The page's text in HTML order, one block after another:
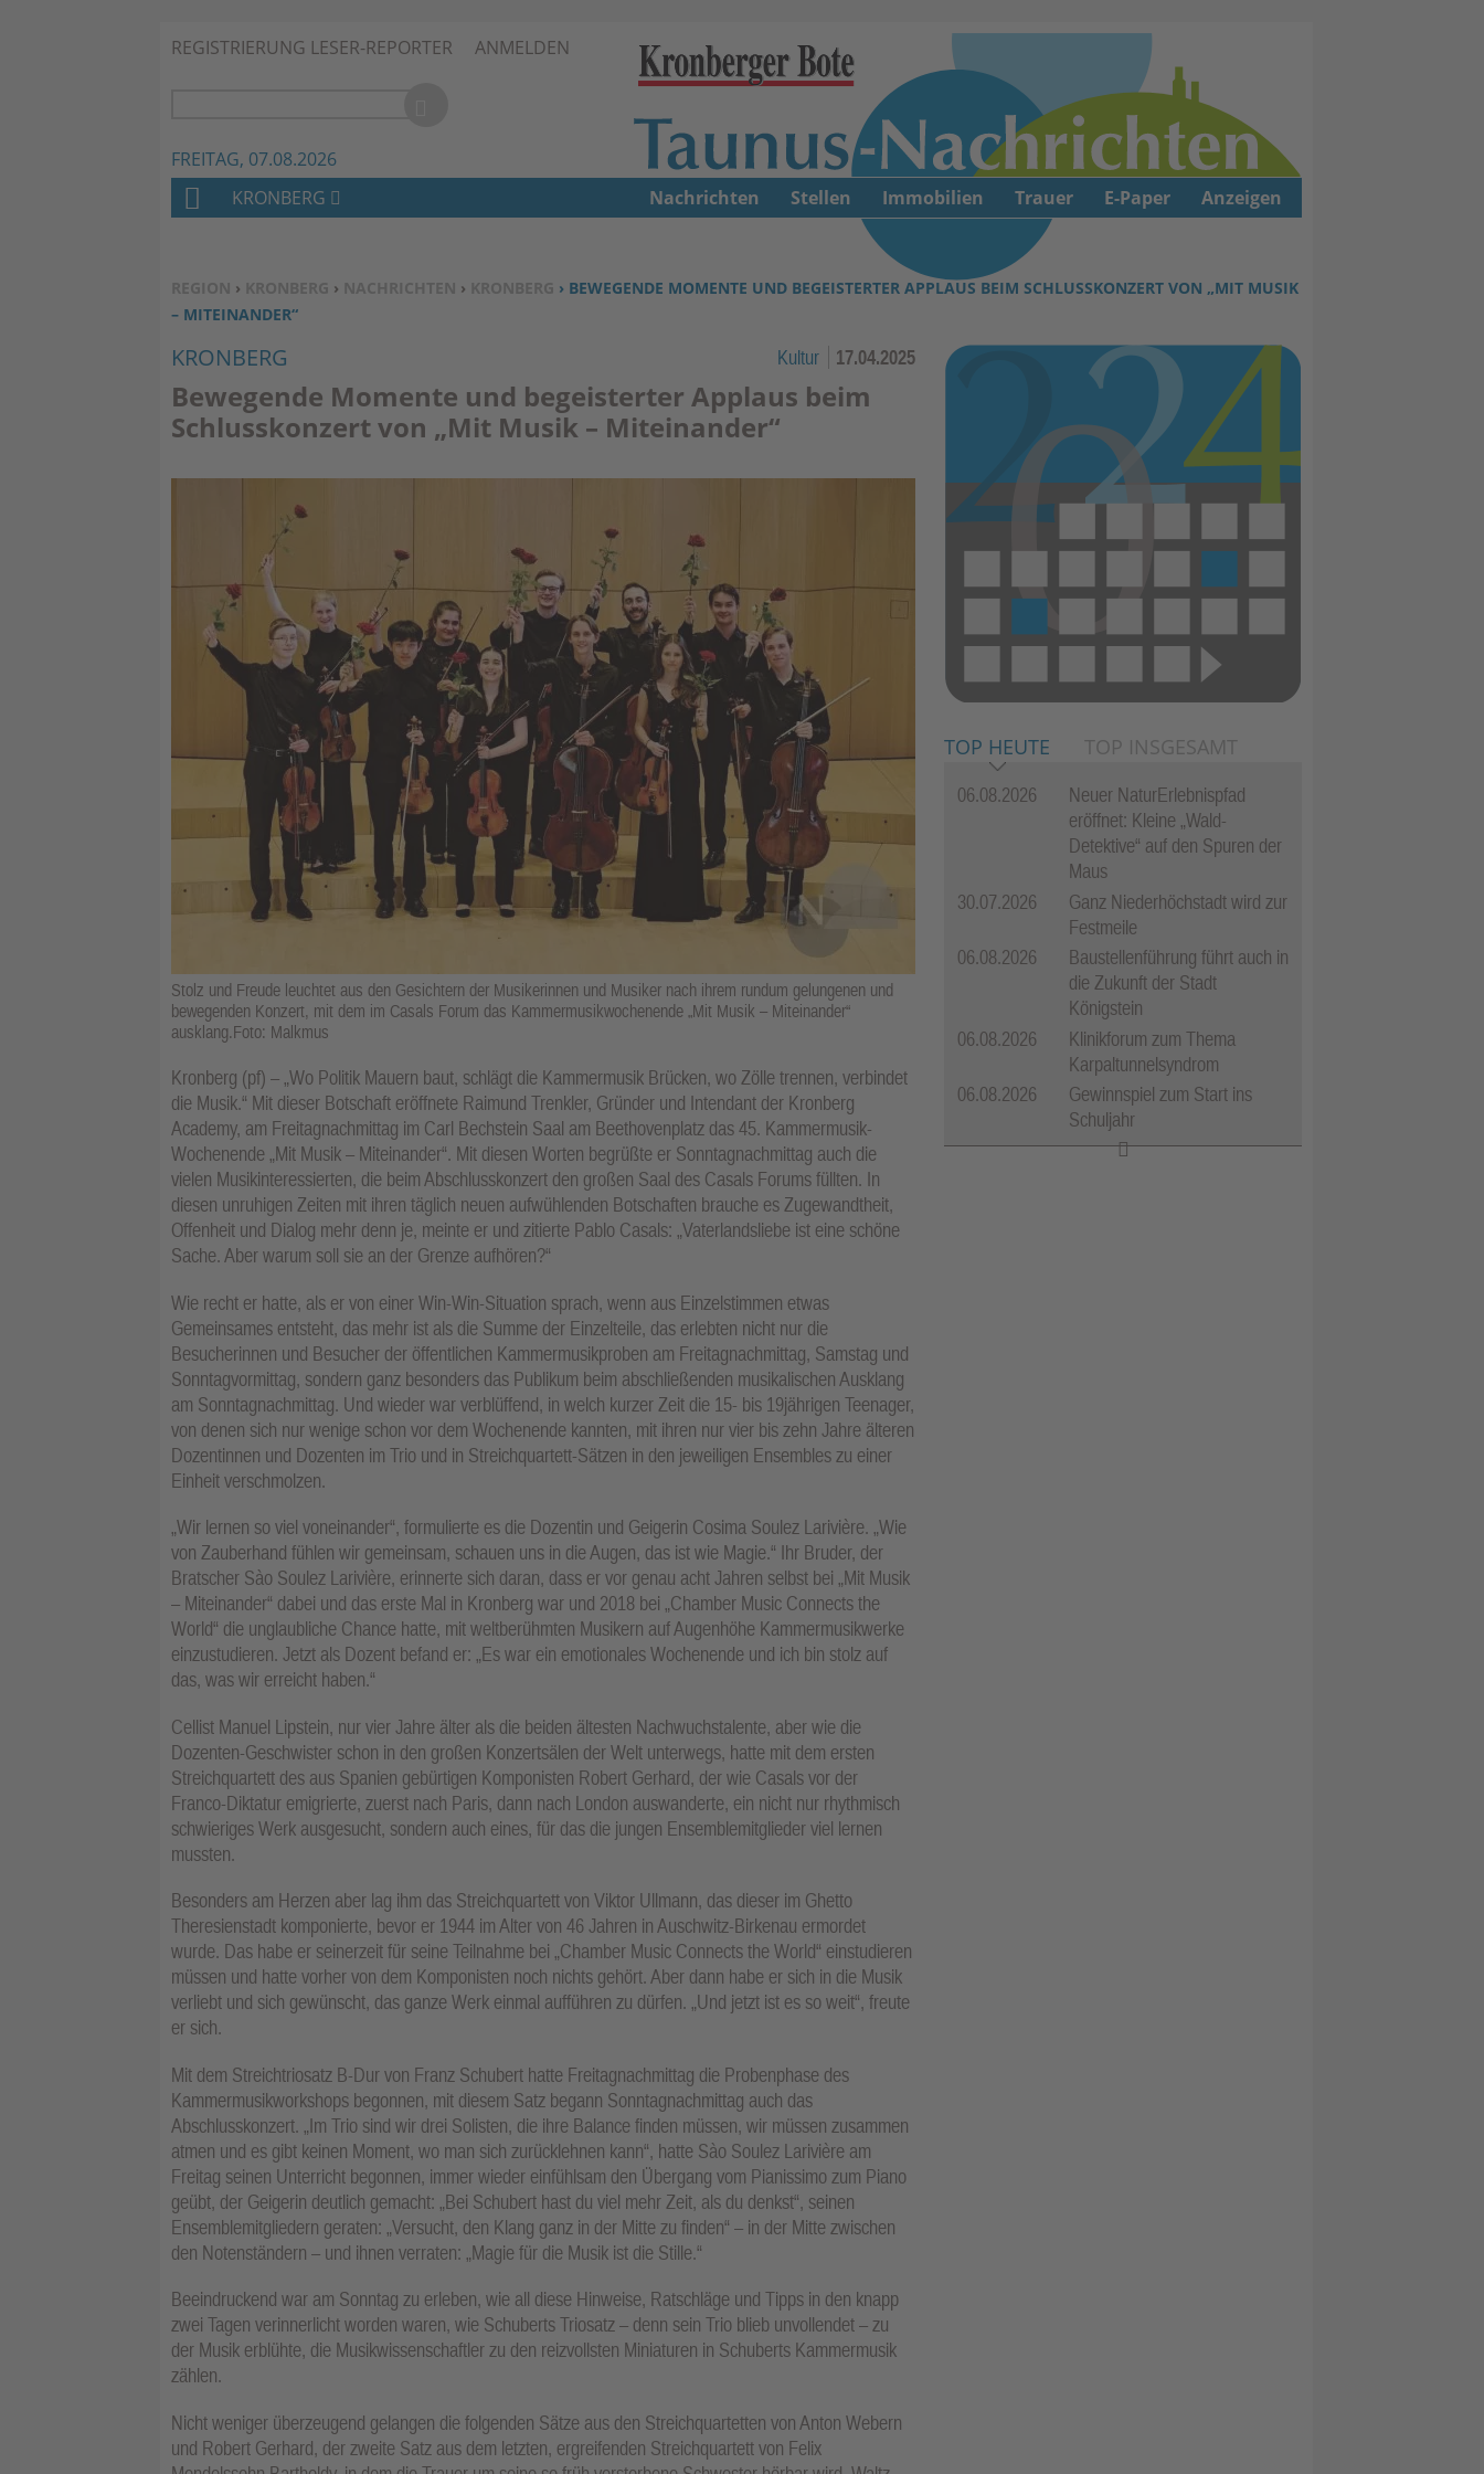
REGISTRIERUNG LESER-REPORTER ANMELDEN
FREITAG, 07.08.2026
SIE BEFINDEN SICH HIER:
REGION › KRONBERG › NACHRICHTEN › KRONBERG › BEWEGENDE MOMENTE UND BEGEISTERTER APPLAUS BEIM SCHLUSSKONZERT VON „MIT MUSIK
– MITEINANDER“
KRONBERG Kultur 17.04.2025
Bewegende Momente und begeisterter Applaus beim
Schlusskonzert von „Mit Musik – Miteinander“
Stolz und Freude leuchtet aus den Gesichtern der Musikerinnen und Musiker nach ihrem rundum gelungenen und
bewegenden Konzert, mit dem im Casals Forum das Kammermusikwochenende „Mit Musik – Miteinander“
ausklang.Foto: Malkmus
Kronberg (pf) – „Wo Politik Mauern baut, schlägt die Kammermusik Brücken, wo Zölle trennen, verbindet
die Musik.“ Mit dieser Botschaft eröffnete Raimund Trenkler, Gründer und Intendant der Kronberg
Academy, am Freitagnachmittag im Carl Bechstein Saal am Beethovenplatz das 45. Kammermusik-
Wochenende „Mit Musik – Miteinander“. Mit diesen Worten begrüßte er Sonntagnachmittag auch die
vielen Musikinteressierten, die beim Abschlusskonzert den großen Saal des Casals Forums füllten. In
diesen unruhigen Zeiten mit ihren täglich neuen aufwühlenden Botschaften brauche es Zugewandtheit,
Offenheit und Dialog mehr denn je, meinte er und zitierte Pablo Casals: „Vaterlandsliebe ist eine schöne
Sache. Aber warum soll sie an der Grenze aufhören?“
Wie recht er hatte, als er von einer Win-Win-Situation sprach, wenn aus Einzelstimmen etwas
Gemeinsames entsteht, das mehr ist als die Summe der Einzelteile, das erlebten nicht nur die
Besucherinnen und Besucher der öffentlichen Kammermusikproben am Freitagnachmittag, Samstag und
Sonntagvormittag, sondern ganz besonders das Publikum beim abschließenden musikalischen Ausklang
am Sonntagnachmittag. Und wieder war verblüffend, in welch kurzer Zeit die 15- bis 19jährigen Teenager,
von denen sich nur wenige schon vor dem Wochenende kannten, mit ihren nur vier bis zehn Jahre älteren
Dozentinnen und Dozenten im Trio und in Streichquartett-Sätzen in den jeweiligen Ensembles zu einer
Einheit verschmolzen.
„Wir lernen so viel voneinander“, formulierte es die Dozentin und Geigerin Cosima Soulez Larivière. „Wie
von Zauberhand fühlen wir gemeinsam, schauen uns in die Augen, das ist wie Magie.“ Ihr Bruder, der
Bratscher Sào Soulez Larivière, erinnerte sich daran, dass er vor genau acht Jahren selbst bei „Mit Musik
– Miteinander“ dabei und das erste Mal in Kronberg war und 2018 bei „Chamber Music Connects the
World“ die unglaubliche Chance hatte, mit weltberühmten Musikern auf Augenhöhe Kammermusikwerke
einzustudieren. Jetzt als Dozent befand er: „Es war ein emotionales Wochenende und ich bin stolz auf
das, was wir erreicht haben.“
Cellist Manuel Lipstein, nur vier Jahre älter als die beiden ältesten Nachwuchstalente, aber wie die
Dozenten-Geschwister schon in den großen Konzertsälen der Welt unterwegs, hatte mit dem ersten
Streichquartett des aus Spanien gebürtigen Komponisten Robert Gerhard, der wie Casals vor der
Franco-Diktatur emigrierte, zuerst nach Paris, dann nach London auswanderte, ein nicht nur rhythmisch
schwieriges Werk ausgesucht, sondern auch eines, für das die jungen Ensemblemitglieder viel lernen
mussten.
Besonders am Herzen aber lag ihm das Streichquartett von Viktor Ullmann, das dieser im Ghetto
Theresienstadt komponierte, bevor er 1944 im Alter von 46 Jahren in Auschwitz-Birkenau ermordet
wurde. Das habe er seinerzeit für seine Teilnahme bei „Chamber Music Connects the World“ einstudieren
müssen und hatte vorher von dem Komponisten noch nichts gehört. Aber dann habe er sich in die Musik
verliebt und sich gewünscht, das ganze Werk einmal aufführen zu dürfen. „Und jetzt ist es so weit“, freute
er sich.
Mit dem Streichtriosatz B-Dur von Franz Schubert hatte Freitagnachmittag die Probenphase des
Kammermusikworkshops begonnen, mit diesem Satz begann Sonntagnachmittag auch das
Abschlusskonzert. „Im Trio sind wir drei Solisten, die ihre Balance finden müssen, wir müssen zusammen
atmen und es gibt keinen Moment, wo man sich zurücklehnen kann“, hatte Sào Soulez Larivière am
Freitag seinen Unterricht begonnen, immer wieder einfühlsam den Übergang vom Pianissimo zum Piano
geübt, der Geigerin deutlich gemacht: „Bei Schubert hast du viel mehr Zeit, als du denkst“, seinen
Ensemblemitgliedern geraten: „Versucht, den Klang ganz in der Mitte zu finden“ – in der Mitte zwischen
den Notenständern – und ihnen verraten: „Magie für die Musik ist die Stille.“
Beeindruckend war am Sonntag zu erleben, wie all diese Hinweise, Ratschläge und Tipps in den knapp
zwei Tagen verinnerlicht worden waren, wie Schuberts Triosatz – denn sein Trio blieb unvollendet – zu
der Musik erblühte, die Musikwissenschaftler zu den reizvollsten Miniaturen in Schuberts Kammermusik
zählen.
Nicht weniger überzeugend gelangen die folgenden Sätze aus den Streichquartetten von Anton Webern
und Robert Gerhard, der zweite Satz aus dem letzten, ergreifenden Streichquartett von Felix
TOP HEUTE TOP INSGESAMT
06.08.2026
Neuer NaturErlebnispfad
eröffnet: Kleine „Wald-
Detektive“ auf den Spuren der
Maus
30.07.2026
Ganz Niederhöchstadt wird zur
Festmeile
06.08.2026
Baustellenführung führt auch in
die Zukunft der Stadt
Königstein
06.08.2026
Klinikforum zum Thema
Karpaltunnelsyndrom
06.08.2026
Gewinnspiel zum Start ins
Schuljahr
H
M
E
KRONBERG Nachrichten Stellen Immobilien Trauer E-Paper Anzeigen